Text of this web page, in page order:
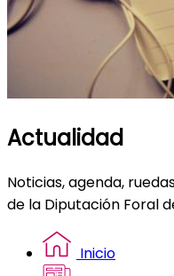
Actualidad
Noticias, agenda,
de la Diputación Foral
Inicio